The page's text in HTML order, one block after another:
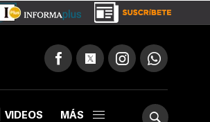
VIDEOS MÁS